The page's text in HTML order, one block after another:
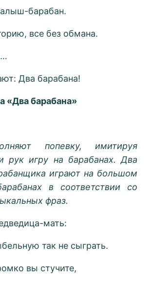
барабан.
все без обмана.
Два барабана!
«Два барабана»
попевку, имитируя
рук игру на барабанах. Два
играют на большом
в соответствии со
фраз.
мать:
так не сыграть.
вы стучите,